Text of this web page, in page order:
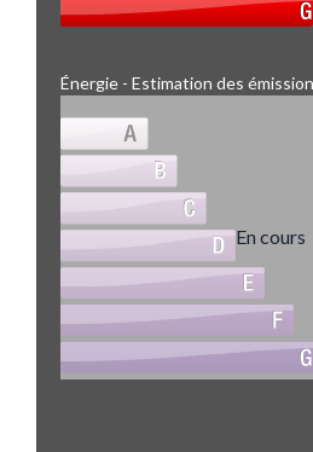
Énergie - Estimation des
En cours